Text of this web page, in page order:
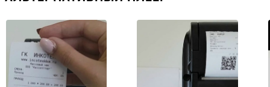
Тип печати ?
Термопринтер
Печать реквизитов покупателя
Есть